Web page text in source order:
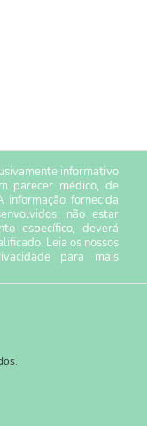
informativo
parecer médico, de
informação fornecida
não estar
específico, deverá
Leia os nossos
para mais